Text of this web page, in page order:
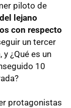
piloto de
lejano
con respecto
un tercer
¿Qué es un
10
protagonistas